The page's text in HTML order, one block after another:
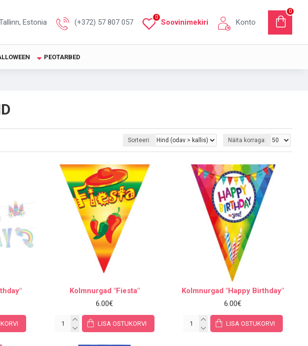
Estonia (+372) 57 807 057 Soovinimekiri
0
Konto
0
PEOTARBED
Sorteeri: Näita korraga:
Kolmnurgad "Fiesta"
6.00€
LISA OSTUKORVI
Kolmnurgad "Happy Birthday"
6.00€
LISA OSTUKORVI